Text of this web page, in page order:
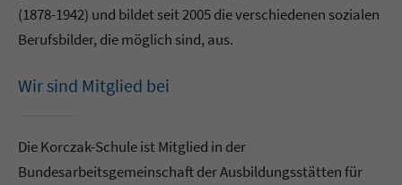
(1878-1942) und bildet seit 2005 die verschiedenen sozialen
Berufsbilder, die möglich sind, aus.
Wir sind Mitglied bei
Die Korczak-Schule ist Mitglied in der
Bundesarbeitsgemeinschaft der Ausbildungsstätten für